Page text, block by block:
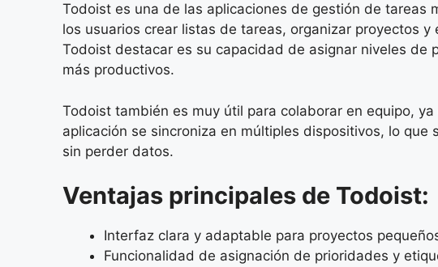
Todoist es una de las aplicaciones de gestión de tareas
los usuarios crear listas de tareas, organizar proyectos
Todoist destacar es su capacidad de asignar niveles
más productivos.
Todoist también es muy útil para colaborar en equipo,
aplicación se sincroniza en múltiples dispositivos, lo
sin perder datos.
Ventajas principales de Todoist:
Interfaz clara y adaptable para proyectos
Funcionalidad de asignación de prioridades y